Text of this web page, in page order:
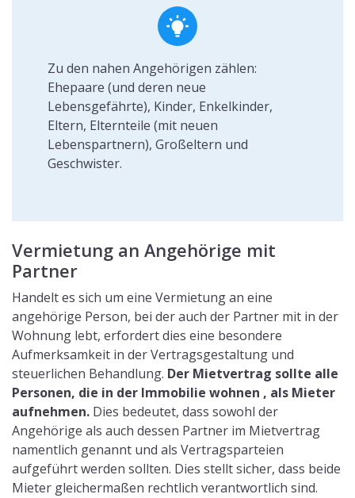
Zu den nahen Angehörigen zählen:
Ehepaare (und deren neue
Lebensgefährte), Kinder, Enkelkinder,
Eltern, Elternteile (mit neuen
Lebenspartnern), Großeltern und
Geschwister.
Vermietung an Angehörige mit
Partner
Handelt es sich um eine Vermietung an eine
angehörige Person, bei der auch der Partner mit in der
Wohnung lebt, erfordert dies eine besondere
Aufmerksamkeit in der Vertragsgestaltung und
steuerlichen Behandlung. Der Mietvertrag sollte alle
Personen, die in der Immobilie wohnen , als Mieter
aufnehmen. Dies bedeutet, dass sowohl der
Angehörige als auch dessen Partner im Mietvertrag
namentlich genannt und als Vertragsparteien
aufgeführt werden sollten. Dies stellt sicher, dass beide
Mieter gleichermaßen rechtlich verantwortlich sind.